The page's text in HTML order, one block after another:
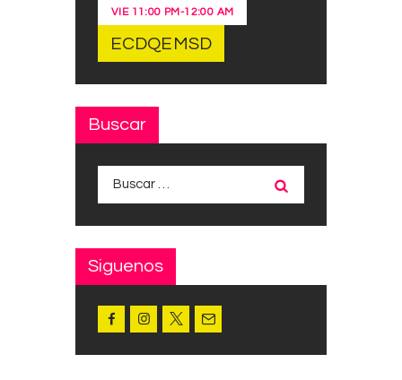
VIE 11:00 PM -12:00 AM
ECDQEMSD
Buscar
Siguenos